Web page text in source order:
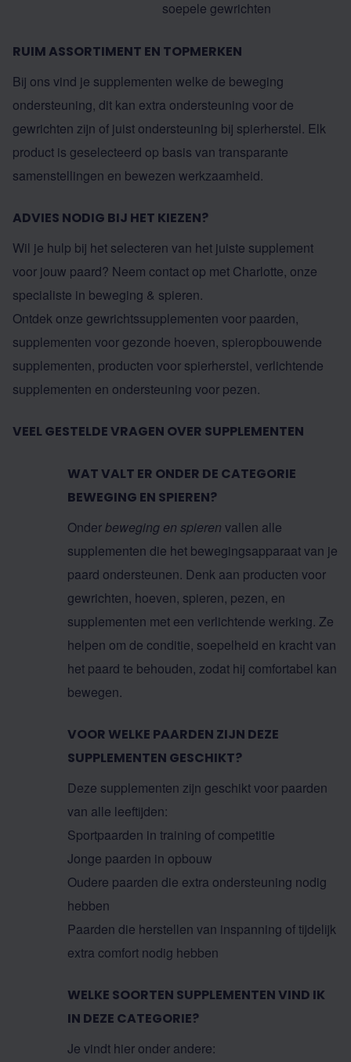
soepele gewrichten
RUIM ASSORTIMENT EN TOPMERKEN
Bij ons vind je supplementen welke de beweging
ondersteuning, dit kan extra ondersteuning voor de
gewrichten zijn of juist ondersteuning bij spierherstel. Elk
product is geselecteerd op basis van transparante
samenstellingen en bewezen werkzaamheid.
ADVIES NODIG BIJ HET KIEZEN?
Wil je hulp bij het selecteren van het juiste supplement
voor jouw paard? Neem contact op met Charlotte, onze
specialiste in beweging & spieren.
Ontdek onze gewrichtssupplementen voor paarden,
supplementen voor gezonde hoeven, spieropbouwende
supplementen, producten voor spierherstel, verlichtende
supplementen en ondersteuning voor pezen.
VEEL GESTELDE VRAGEN OVER SUPPLEMENTEN
WAT VALT ER ONDER DE CATEGORIE
BEWEGING EN SPIEREN?
Onderbeweging en spieren vallen alle
supplementen die het bewegingsapparaat van je
paard ondersteunen. Denk aan producten voor
gewrichten, hoeven, spieren, pezen, en
supplementen met een verlichtende werking. Ze
helpen om de conditie, soepelheid en kracht van
het paard te behouden, zodat hij comfortabel kan
bewegen.
VOOR WELKE PAARDEN ZIJN DEZE
SUPPLEMENTEN GESCHIKT?
Deze supplementen zijn geschikt voor paarden
van alle leeftijden:
Sportpaarden in training of competitie
Jonge paarden in opbouw
Oudere paarden die extra ondersteuning nodig
hebben
Paarden die herstellen van inspanning of tijdelijk
extra comfort nodig hebben
WELKE SOORTEN SUPPLEMENTEN VIND IK
IN DEZE CATEGORIE?
Je vindt hier onder andere: